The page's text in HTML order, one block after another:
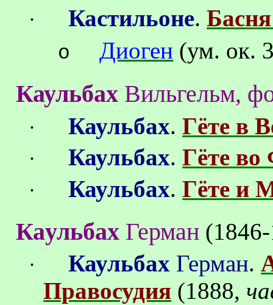
· Кастильоне.
o Диоген (ум. ок.
Каульбах Вильгельм,
· Каульбах.Гёте в
· Каульбах.Гёте
· Каульбах.Гёте и
Каульбах Герман
· Каульбах Герман.
Правосудия (1888,